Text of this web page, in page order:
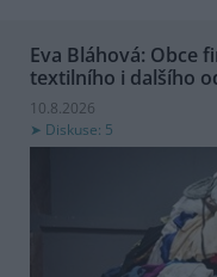
Eva Bláhová: Obce
textilního i dalšího
10.8.2026
Diskuse: 5